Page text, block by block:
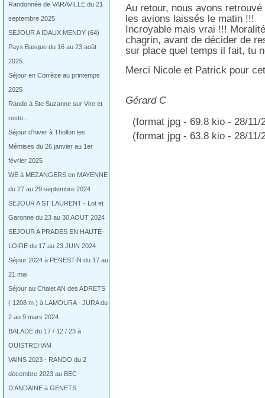
Randonnée de VARAVILLE du 21
septembre 2025
SEJOUR A IDAUX MENDY (64)
Pays Basque du 16 au 23 août
2025.
Séjour en Corrèze au printemps
2025
Rando à Ste Suzanne sur Vire et
resto...
Séjour d’hiver à Thollon les
Mémises du 26 janvier au 1er
février 2025
WE à MEZANGERS en MAYENNE
du 27 au 29 septembre 2024
SEJOUR A ST LAURENT - Lot et
Garonne du 23 au 30 AOUT 2024
SEJOUR A PRADES EN HAUTE-
LOIRE du 17 au 23 JUIN 2024
Séjour 2024 à PENESTIN du 17 au
21 mai
Séjour au Chalet AN des ADRETS
( 1208 m ) à LAMOURA - JURA du
2 au 9 mars 2024
BALADE du 17 / 12 / 23 à
OUISTREHAM
VAINS 2023 - RANDO du 2
décembre 2023 au BEC
D’ANDAINE à GENETS
Au retour, nous avons
les avions laissés le matin !!!
Incroyable mais vrai !!!
chagrin, avant de décider de
sur place quel temps il fait, tu
Merci Nicole et Patrick pour
Gérard C
(format jpg - 69.8 kio - 28/11/
(format jpg - 63.8 kio - 28/11/